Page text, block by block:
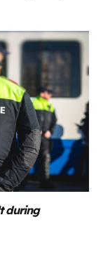
during